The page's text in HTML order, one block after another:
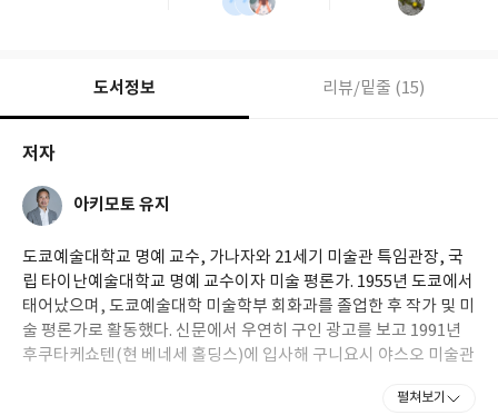
도서정보 리뷰/밑줄 (15)
저자
아키모토 유지
도쿄예술대학교 명예 교수, 가나자와 21세기 미술관 특임관장, 국
립 타이난예술대학교 명예 교수이자 미술 평론가. 1955년 도쿄에서
태어났으며, 도쿄예술대학 미술학부 회화과를 졸업한 후 작가 및 미
술 평론가로 활동했다. 신문에서 우연히 구인 광고를 보고 1991년
후쿠타케쇼텐(현 베네세 홀딩스)에 입사해 구니요시 야스오 미술관
이름을 알린 아트 프로젝트를 총괄하게 되었다. 1994년 나오시마의
펼쳐보기